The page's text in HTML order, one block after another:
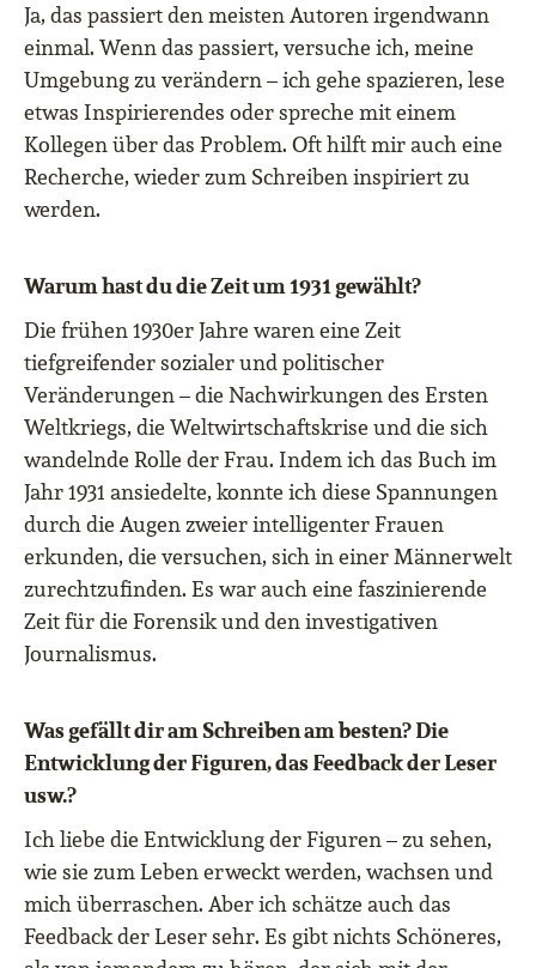
Ja, das passiert den meisten Autoren irgendwann
einmal. Wenn das passiert, versuche ich, meine
Umgebung zu verändern – ich gehe spazieren, lese
etwas Inspirierendes oder spreche mit einem
Kollegen über das Problem. Oft hilft mir auch eine
Recherche, wieder zum Schreiben inspiriert zu
werden.
Warum hast du die Zeit um 1931 gewählt?
Die frühen 1930er Jahre waren eine Zeit
tiefgreifender sozialer und politischer
Veränderungen – die Nachwirkungen des Ersten
Weltkriegs, die Weltwirtschaftskrise und die sich
wandelnde Rolle der Frau. Indem ich das Buch im
Jahr 1931 ansiedelte, konnte ich diese Spannungen
durch die Augen zweier intelligenter Frauen
erkunden, die versuchen, sich in einer Männerwelt
zurechtzufinden. Es war auch eine faszinierende
Zeit für die Forensik und den investigativen
Journalismus.
Was gefällt dir am Schreiben am besten? Die
Entwicklung der Figuren, das Feedback der Leser
usw.?
Ich liebe die Entwicklung der Figuren – zu sehen,
wie sie zum Leben erweckt werden, wachsen und
mich überraschen. Aber ich schätze auch das
Feedback der Leser sehr. Es gibt nichts Schöneres,